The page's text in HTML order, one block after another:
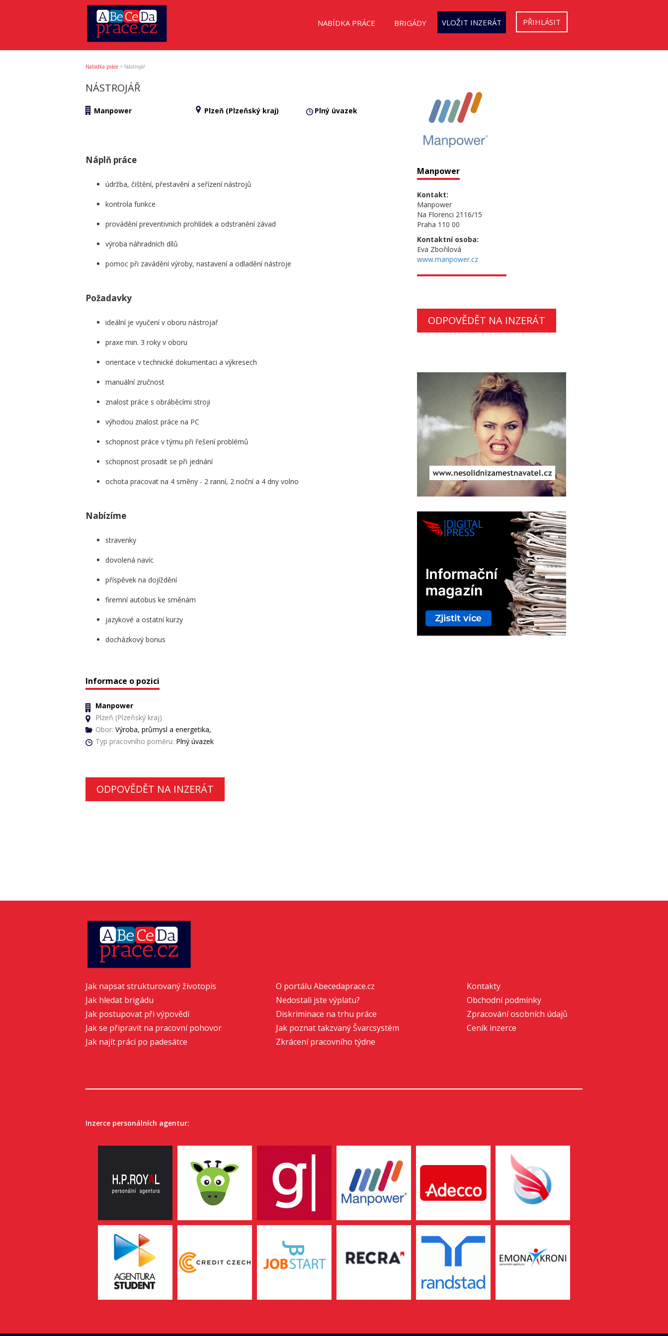
NABÍDKA PRÁCE BRIGÁDY VLOŽIT INZERÁT PŘIHLÁSIT
Nabídka práce > Nástrojář
NÁSTROJÁŘ
Manpower Plzeň (Plzeňský kraj) Plný úvazek
Náplň práce
údržba, čištění, přestavění a seřízení nástrojů
kontrola funkce
provádění preventivních prohlídek a odstranění závad
výroba náhradních dílů
pomoc při zavádění výroby, nastavení a odladění nástroje
Požadavky
ideální je vyučení v oboru nástrojař
praxe min. 3 roky v oboru
orientace v technické dokumentaci a výkresech
manuální zručnost
znalost práce s obráběcími stroji
výhodou znalost práce na PC
schopnost práce v týmu při řešení problémů
schopnost prosadit se při jednání
ochota pracovat na 4 směny - 2 ranní, 2 noční a 4 dny volno
Nabízíme
stravenky
dovolená navíc
příspěvek na dojíždění
firemní autobus ke směnám
jazykové a ostatní kurzy
docházkový bonus
Informace o pozici
Manpower
Plzeň (Plzeňský kraj)
Obor: Výroba, průmysl a energetika,
Typ pracovního poměru: Plný úvazek
ODPOVĚDĚT NA INZERÁT
Manpower
Kontakt:
Manpower
Na Florenci 2116/15
Praha 110 00
Kontaktní osoba:
Eva Zbořilová
www.manpower.cz
ODPOVĚDĚT NA INZERÁT
Jak napsat strukturovaný životopis
Jak hledat brigádu
Jak postupovat při výpovědi
Jak se připravit na pracovní pohovor
Jak najít práci po padesátce
O portálu Abecedaprace.cz
Nedostali jste výplatu?
Diskriminace na trhu práce
Jak poznat takzvaný Švarcsystém
Zkrácení pracovního týdne
Kontakty
Obchodní podmínky
Zpracování osobních údajů
Ceník inzerce
Inzerce personálních agentur: